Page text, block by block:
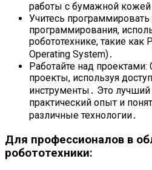
работы с бумажной
Учитесь
программирования,
робототехнике, такие как
Operating System)․
Работайте над
проекты, используя
инструменты․ Это лучший
практический опыт и
различные технологии․
Для профессионалов в
робототехники: